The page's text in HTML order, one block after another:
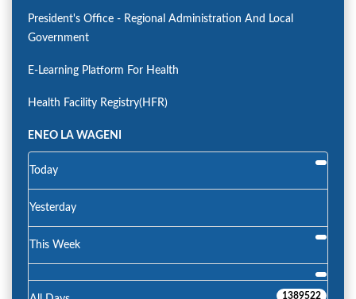
President's Office - Regional Administration And Local
Government
E-Learning Platform For Health
Health Facility Registry(HFR)
ENEO LA WAGENI
Today
Yesterday
This Week
1389522